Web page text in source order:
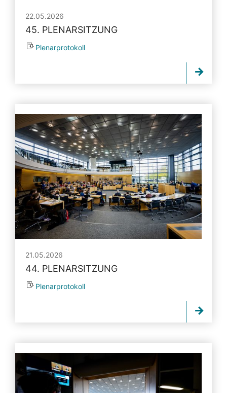
22.05.2026
45. PLENARSITZUNG
Plenarprotokoll
21.05.2026
44. PLENARSITZUNG
Plenarprotokoll